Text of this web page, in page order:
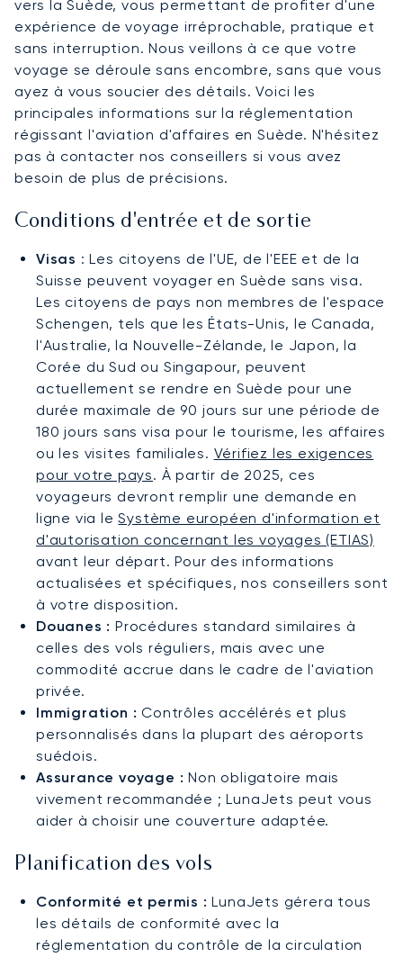
vers la Suède, vous permettant de profiter d'une
expérience de voyage irréprochable, pratique et
sans interruption. Nous veillons à ce que votre
voyage se déroule sans encombre, sans que vous
ayez à vous soucier des détails. Voici les
principales informations sur la réglementation
régissant l'aviation d'affaires en Suède. N'hésitez
pas à contacter nos conseillers si vous avez
besoin de plus de précisions.
Conditions d'entrée et de sortie
Visas : Les citoyens de l'UE, de l'EEE et de la
Suisse peuvent voyager en Suède sans visa.
Les citoyens de pays non membres de l'espace
Schengen, tels que les États-Unis, le Canada,
l'Australie, la Nouvelle-Zélande, le Japon, la
Corée du Sud ou Singapour, peuvent
actuellement se rendre en Suède pour une
durée maximale de 90 jours sur une période de
180 jours sans visa pour le tourisme, les affaires
ou les visites familiales. Vérifiez les exigences
pour votre pays. À partir de 2025, ces
voyageurs devront remplir une demande en
ligne via leSystème européen d'information et
d'autorisation concernant les voyages (ETIAS)
avant leur départ. Pour des informations
actualisées et spécifiques, nos conseillers sont
à votre disposition.
Douanes : Procédures standard similaires à
celles des vols réguliers, mais avec une
commodité accrue dans le cadre de l'aviation
privée.
Immigration : Contrôles accélérés et plus
personnalisés dans la plupart des aéroports
suédois.
Assurance voyage : Non obligatoire mais
vivement recommandée ; LunaJets peut vous
aider à choisir une couverture adaptée.
Planification des vols
Conformité et permis : LunaJets gérera tous
les détails de conformité avec la
réglementation du contrôle de la circulation